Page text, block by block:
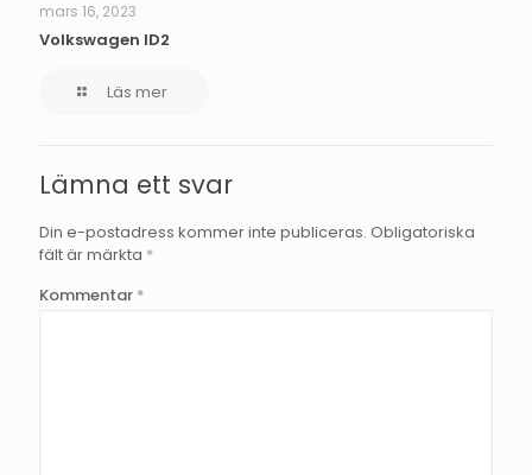
mars 16, 2023
Volkswagen ID2
Läs mer
Lämna ett svar
Din e-postadress kommer inte publiceras. Obligatoriska
fält är märkta *
Kommentar *